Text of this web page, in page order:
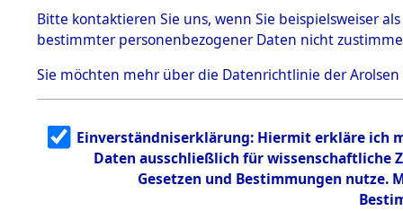
5.3.1 Alliierte
Erhebungen
zu
Todesmärsch
en
5.3.2
g
5.3.3
Todesmärsch
Bitte kontaktieren Sie uns, wenn Sie beispielsweiser
bestimmter personenbezogener Daten nicht
Sie möchten mehr über die Datenrichtlinie der Arolsen
Einverständniserklärung: Hiermit erkläre ich
Daten ausschließlich für wissenschaftliche
Gesetzen und Bestimmungen nutze.